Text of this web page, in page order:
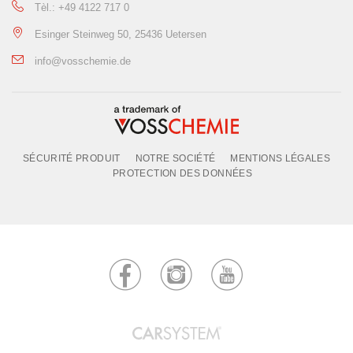
Tèl.: +49 4122 717 0
Esinger Steinweg 50, 25436 Uetersen
info@vosschemie.de
SÉCURITÉ PRODUIT NOTRE SOCIÉTÉ
MENTIONS LÉGALES
PROTECTION DES DONNÉES